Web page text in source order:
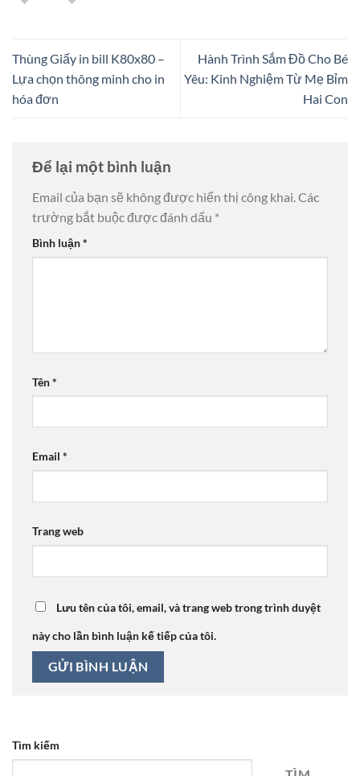
Thùng Giấy in bill K80x80 –
Lựa chọn thông minh cho in
hóa đơn
Hành Trình Sắm Đồ Cho Bé
Yêu: Kinh Nghiệm Từ Mẹ Bỉm
Hai Con
Để lại một bình luận
Email của bạn sẽ không được hiển thị công khai. Các
trường bắt buộc được đánh dấu *
Bình luận*
Tên*
Email *
Trang web
Lưu tên của tôi, email, và trang web trong trình duyệt
này cho lần bình luận kế tiếp của tôi.
Tìm kiếm